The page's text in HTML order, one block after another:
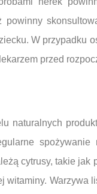
W przypadku
przed
cytrusy, takie jak
Warzywa